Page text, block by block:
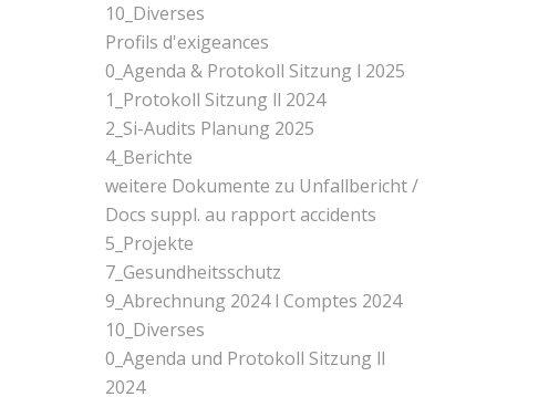
10_Diverses
Profils d'exigeances
0_Agenda & Protokoll Sitzung l 2025
1_Protokoll Sitzung ll 2024
2_Si-Audits Planung 2025
4_Berichte
weitere Dokumente zu Unfallbericht /
Docs suppl. au rapport accidents
5_Projekte
7_Gesundheitsschutz
9_Abrechnung 2024 l Comptes 2024
10_Diverses
0_Agenda und Protokoll Sitzung ll
2024